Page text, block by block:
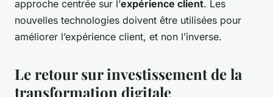
approche centrée sur l’expérience client. Les
nouvelles technologies doivent être utilisées pour
améliorer l’expérience client, et non l’inverse.
Le retour sur investissement de la
transformation digitale